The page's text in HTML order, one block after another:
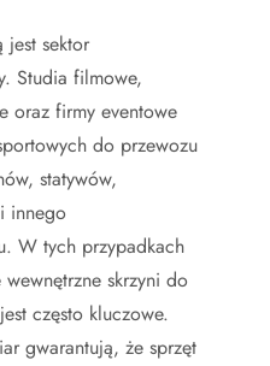
jest sektor
Studia filmowe,
oraz firmy eventowe
do przewozu
statywów,
innego
W tych przypadkach
skrzyni do
często kluczowe.
gwarantują, że sprzęt